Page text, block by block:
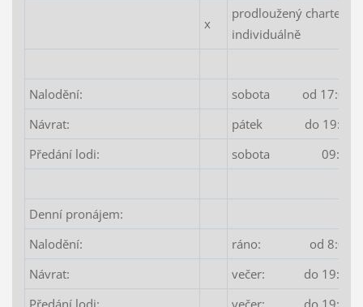
x
prodloužený charter:
individuálně
Nalodění:
sobota od 17:00
Návrat:
pátek do 19:00
Předání lodi:
sobota 09:00
Denní pronájem:
Nalodění:
ráno: od 8:00
Návrat:
večer: do 19:00
Předání lodi:
večer: do 19:00